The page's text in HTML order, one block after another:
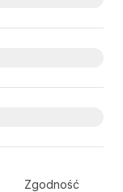
Zgodność